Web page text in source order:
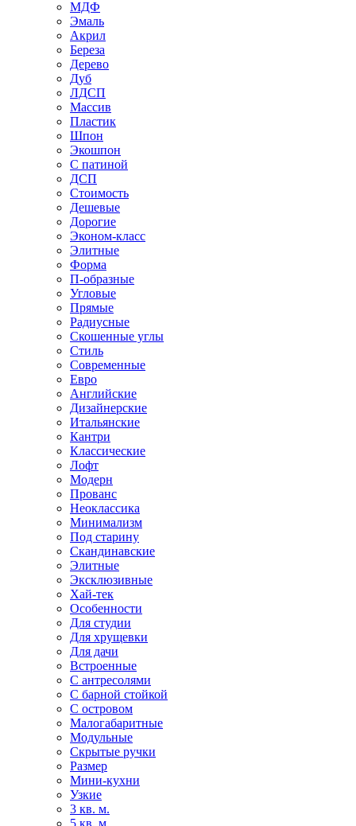
МДФ
Эмаль
Акрил
Береза
Дерево
Дуб
ЛДСП
Массив
Пластик
Шпон
Экошпон
С патиной
ДСП
Стоимость
Дешевые
Дорогие
Эконом-класс
Элитные
Форма
П-образные
Угловые
Прямые
Радиусные
Скошенные углы
Стиль
Современные
Евро
Английские
Дизайнерские
Итальянские
Кантри
Классические
Лофт
Модерн
Прованс
Неоклассика
Минимализм
Под старину
Скандинавские
Элитные
Эксклюзивные
Хай-тек
Особенности
Для студии
Для хрущевки
Для дачи
Встроенные
С антресолями
С барной стойкой
С островом
Малогабаритные
Модульные
Скрытые ручки
Размер
Мини-кухни
Узкие
3 кв. м.
5 кв. м.